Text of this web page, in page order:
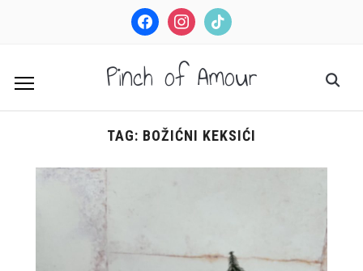
facebookinstagramtiktok
Pinch of Amour
TAG: BOŽIĆNI KEKSIĆI